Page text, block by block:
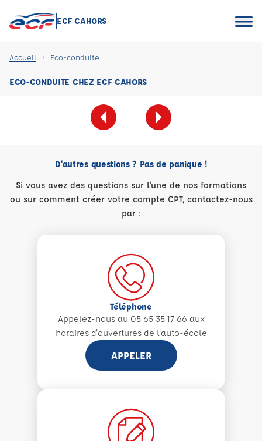
ECF CAHORS
Accueil Eco-conduite
ECO-CONDUITE CHEZ ECF CAHORS
D'autres questions ? Pas de panique !
Si vous avez des questions sur l'une de nos formations
ou sur comment créer votre compte CPT, contactez-nous
par :
Téléphone
Appelez-nous au 05 65 35 17 66 aux
horaires d'ouvertures de l'auto-école
APPELER